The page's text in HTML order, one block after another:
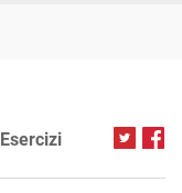
Esercizi